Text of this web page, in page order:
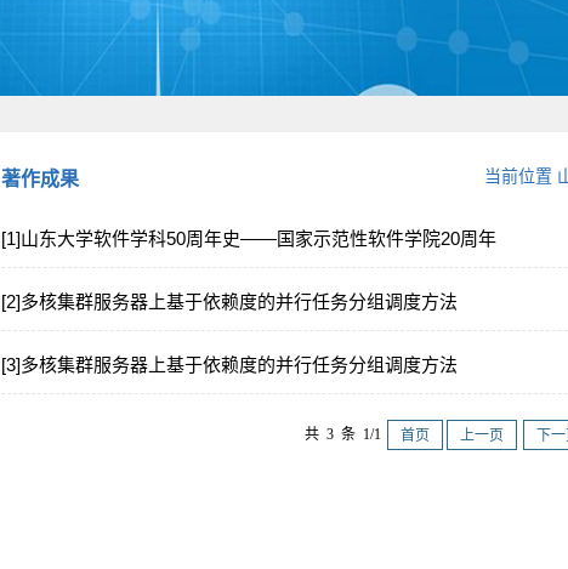
著作成果 当前位置
[1]山东大学软件学科50周年史——国家示范性软件学院20周年
[2]多核集群服务器上基于依赖度的并行任务分组调度方法
[3]多核集群服务器上基于依赖度的并行任务分组调度方法
共 3 条 1/1 首页 上一页 下